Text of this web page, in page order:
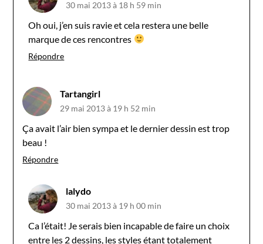
30 mai 2013 à 18 h 59 min
Oh oui, j’en suis ravie et cela restera une belle
marque de ces rencontres
Répondre
Tartangirl
29 mai 2013 à 19 h 52 min
Ça avait l’air bien sympa et le dernier dessin est trop
beau !
Répondre
lalydo
30 mai 2013 à 19 h 00 min
Ca l’était! Je serais bien incapable de faire un choix
entre les 2 dessins, les styles étant totalement